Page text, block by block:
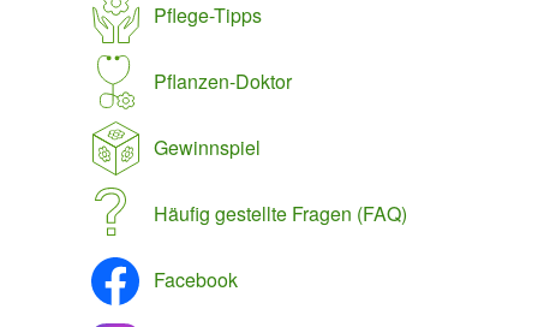
Pflege-Tipps
Pflanzen-Doktor
Gewinnspiel
Häufig gestellte Fragen (FAQ)
Facebook